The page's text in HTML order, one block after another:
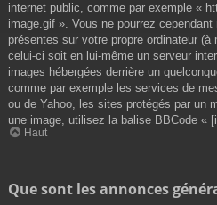
internet public, comme par exemple «
image.gif ». Vous ne pourrez
présentes sur votre propre ordinateur
celui-ci soit en lui-même un serveur
images hébergées derrière un
comme par exemple les services de
ou de Yahoo, les sites protégés par un
une image, utilisez la balise BBCode «
Haut
Que sont les annonces